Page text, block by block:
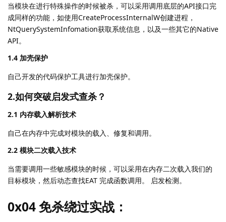
当模块在进行特殊操作的时候被杀，可以采用调用底层的API接口完
成同样的功能，如使用CreateProcessInternalW创建进程，
NtQuerySystemInfomation获取系统信息，以及一些其它的Native
API。
1.4 加壳保护
自己开发的代码保护工具进行加壳保护。
2.如何突破启发式查杀？
2.1 内存载入解析技术
自己在内存中完成对模块的载入、修复和调用。
2.2 模块二次载入技术
当需要调用一些敏感模块的时候，可以采用在内存二次载入我们的
目标模块，然后动态查找EAT 完成函数调用。 启发检测。
0x04 免杀绕过实战：